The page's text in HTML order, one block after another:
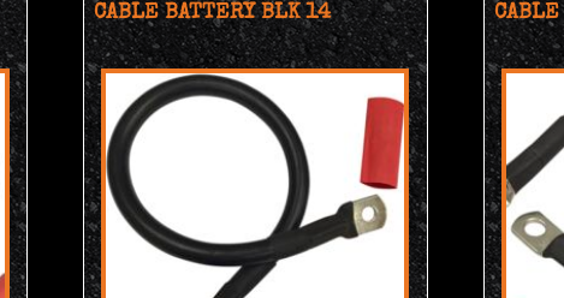
CABLE BATTERY BLK 14